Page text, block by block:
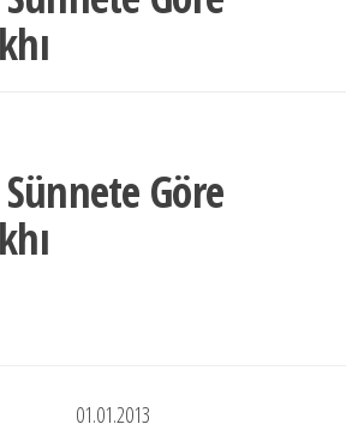
Göre
01.01.2013